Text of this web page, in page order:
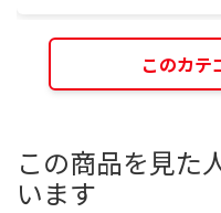
このカテ
この商品を見た
います